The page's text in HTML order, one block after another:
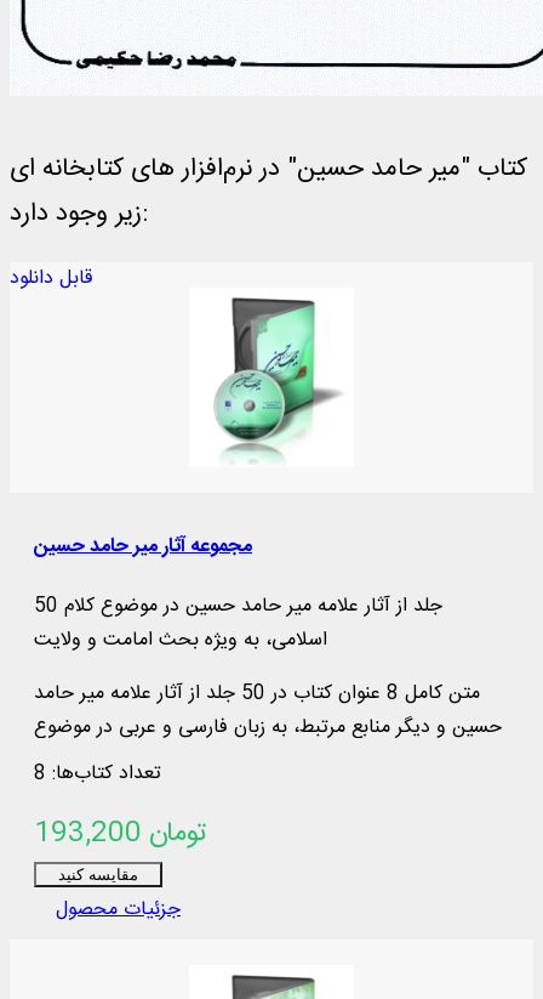
کتاب "مير حامد حسين" در نرم‌افزار های کتابخانه ای
زیر وجود دارد:
قابل دانلود
مجموعه آثار میر حامد حسین
50 جلد از آثار علامه میر حامد حسین در موضوع کلام
اسلامی، به ویژه بحث امامت و ولایت
متن کامل 8 عنوان کتاب در 50 جلد از آثار علامه میر حامد
حسین و دیگر منابع مرتبط، به زبان فارسی و عربی در موضوع
تعداد کتاب‌ها: 8
193,200 تومان
مقایسه کنید
جزئیات محصول